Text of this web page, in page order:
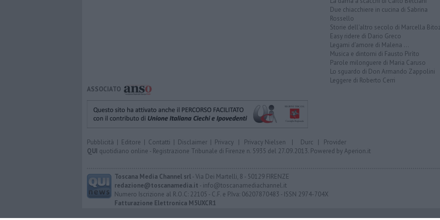
Due chiacchiere in cucina di Sabrina
Rossello
Storie dell'altro secolo di Marcella
Easy ridere di Dario Greco
Legami d'amore di Malena ...
Musica e dintorni di Fausto Pirìto
Parole milonguere di Maria Caruso
Lo sguardo di Don Armando Zappolini
Leggere di Roberto Cerri
ASSOCIATO
Pubblicità | Editore | Contatti | Disclaimer | Privacy | Privacy Nielsen | Durc | Provider
QUI quotidiano online - Registrazione Tribunale di Firenze n. 5935 del 27.09.2013. Powered byAperion.it
Toscana Media Channel srl- Via Dei Martelli, 8 - 50129 FIRENZE
redazione@toscanamedia.it - info@toscanamediachannel.it
Numero Iscrizione al R.O.C: 22105 - C.F. e P.Iva: 06207870483 - ISSN 2974-704X
Fatturazione Elettronica M5UXCR1